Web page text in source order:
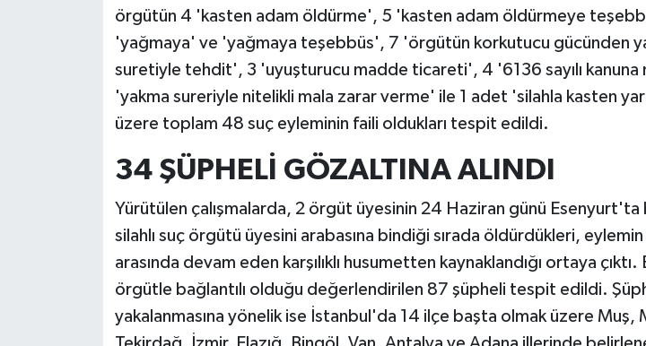
örgütün 4 'kasten adam öldürme', 5 'kasten adam öldürmeye
'yağmaya' ve 'yağmaya teşebbüs', 7 'örgütün korkutucu gücünden
suretiyle tehdit', 3 'uyuşturucu madde ticareti', 4 '6136 sayılı
'yakma sureriyle nitelikli mala zarar verme' ile 1 adet 'silahla kasten
üzere toplam 48 suç eyleminin faili oldukları tespit edildi.
34 ŞÜPHELİ GÖZALTINA ALINDI
Yürütülen çalışmalarda, 2 örgüt üyesinin 24 Haziran günü Esenyurt'ta
silahlı suç örgütü üyesini arabasına bindiği sırada öldürdükleri,
arasında devam eden karşılıklı husumetten kaynaklandığı ortaya
örgütle bağlantılı olduğu değerlendirilen 87 şüpheli tespit edildi.
yakalanmasına yönelik ise İstanbul'da 14 ilçe başta olmak üzere Muş,